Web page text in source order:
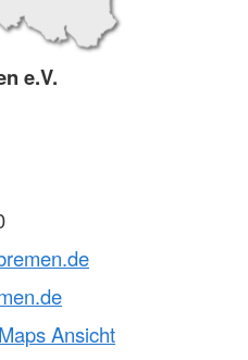
e.V.
Ansicht